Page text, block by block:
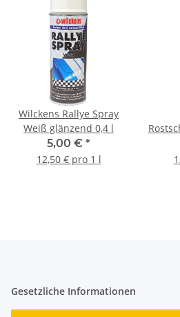
Wilckens Rallye Spray
Weiß glänzend 0,4 l
5,00 € *
12,50 € pro 1 l
Gesetzliche Informationen